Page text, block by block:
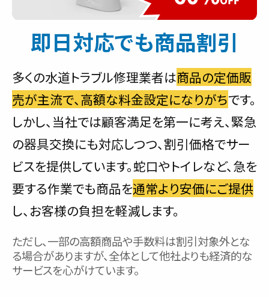
即日対応でも商品割引
多くの水道トラブル修理業者は商品の定価販
売が主流で、高額な料金設定になりがちです。
しかし、当社では顧客満足を第一に考え、緊急
の器具交換にも対応しつつ、割引価格でサー
ビスを提供しています。蛇口やトイレなど、急を
要する作業でも商品を通常より安価にご提供
し、お客様の負担を軽減します。
ただし、一部の高額商品や手数料は割引対象外とな
る場合がありますが、全体として他社よりも経済的な
サービスを心がけています。